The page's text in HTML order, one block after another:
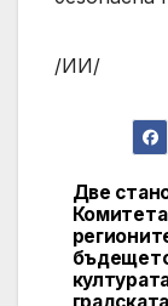
/ИИ/
Post
Две